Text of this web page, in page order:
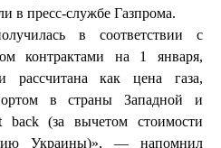
в пресс-службе Газпрома.
в соответствии с
контрактами на 1 января,
рассчитана как цена газа,
в страны Западной и
(за вычетом стоимости
Украины)», — напомнил